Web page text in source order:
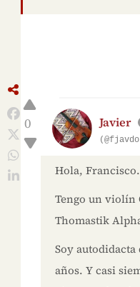
0 Javier
Hola, Francisco.
Tengo un violín
Thomastik
Soy
años. Y casi